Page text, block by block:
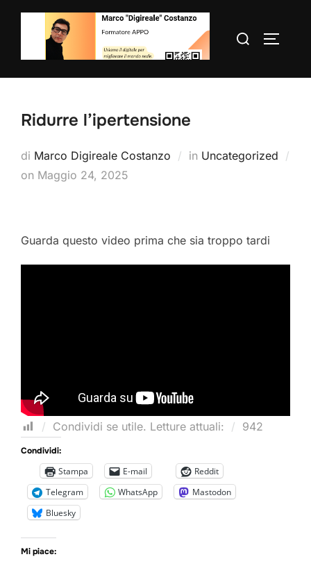
Salta
Cerca
Ridurre l’ipertensione
di Marco Digireale Costanzo in Uncategorized
on Pubblicato
Maggio 24, 2025
Guarda questo video prima che sia troppo tardi
Condividi se utile. Letture attuali: 942
Condividi:
Stampa E-mail
Reddit
Telegram
WhatsApp
Mastodon
Bluesky
Mi piace: